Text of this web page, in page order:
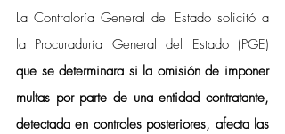
La Contraloría General del Estado solicitó a
que se determinara si la omisión de imponer
multas por parte de una entidad contratante,
detectada en controles posteriores, afecta las